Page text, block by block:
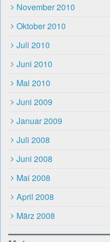
November 2010
Oktober 2010
Juli 2010
Juni 2010
Mai 2010
Juni 2009
Januar 2009
Juli 2008
Juni 2008
Mai 2008
April 2008
März 2008